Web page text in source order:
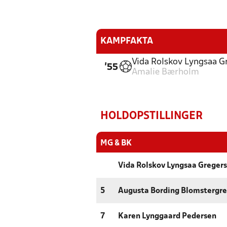
KAMPFAKTA
'55
Vida Rolskov Lyngsaa
Amalie Bærholm
HOLDOPSTILLINGER
MG & BK
Vida Rolskov Lyngsaa
5 Augusta Bording
7 Karen Lynggaard Pedersen